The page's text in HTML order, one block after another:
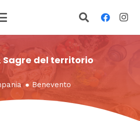
Sagre del territorio
●Benevento